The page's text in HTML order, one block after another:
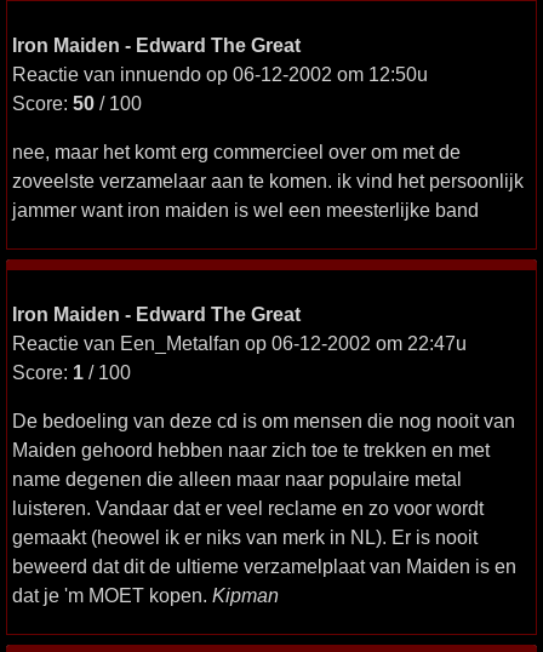
Iron Maiden - Edward The Great
Reactie van innuendo op 06-12-2002 om 12:50u
Score: 50 / 100
nee, maar het komt erg commercieel over om met de
zoveelste verzamelaar aan te komen. ik vind het persoonlijk
jammer want iron maiden is wel een meesterlijke band
Iron Maiden - Edward The Great
Reactie van Een_Metalfan op 06-12-2002 om 22:47u
Score: 1 / 100
De bedoeling van deze cd is om mensen die nog nooit van
Maiden gehoord hebben naar zich toe te trekken en met
name degenen die alleen maar naar populaire metal
luisteren. Vandaar dat er veel reclame en zo voor wordt
gemaakt (heowel ik er niks van merk in NL). Er is nooit
beweerd dat dit de ultieme verzamelplaat van Maiden is en
dat je 'm MOET kopen. Kipman